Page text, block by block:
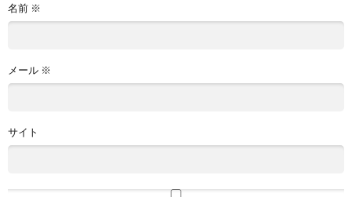
名前 ※
メール ※
サイト